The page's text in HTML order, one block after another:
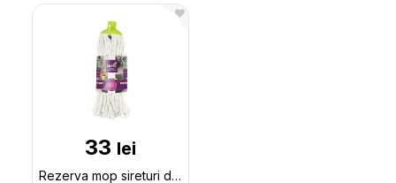
33 lei
Rezerva mop sireturi din bumbac Extra XL 1buc LUX-4042